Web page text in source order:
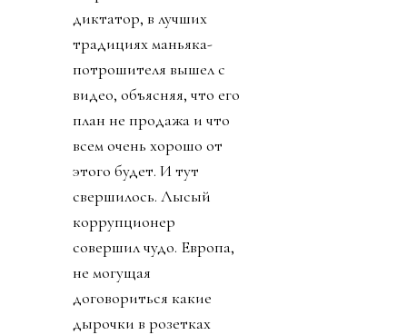
диктатор, в лучших
традициях маньяка-
потрошителя вышел с
видео, объясняя, что его
план не продажа и что
всем очень хорошо от
этого будет. И тут
свершилось. Лысый
коррупционер
совершил чудо. Европа,
не могущая
договориться какие
дырочки в розетках